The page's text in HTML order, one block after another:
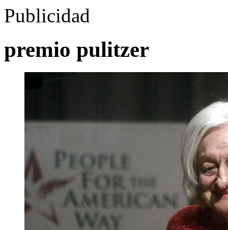
Publicidad
premio pulitzer